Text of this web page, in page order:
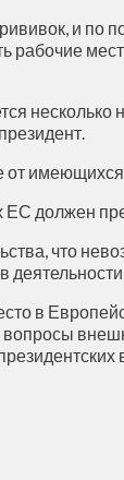
и по
рабочие
от
должен
что
в